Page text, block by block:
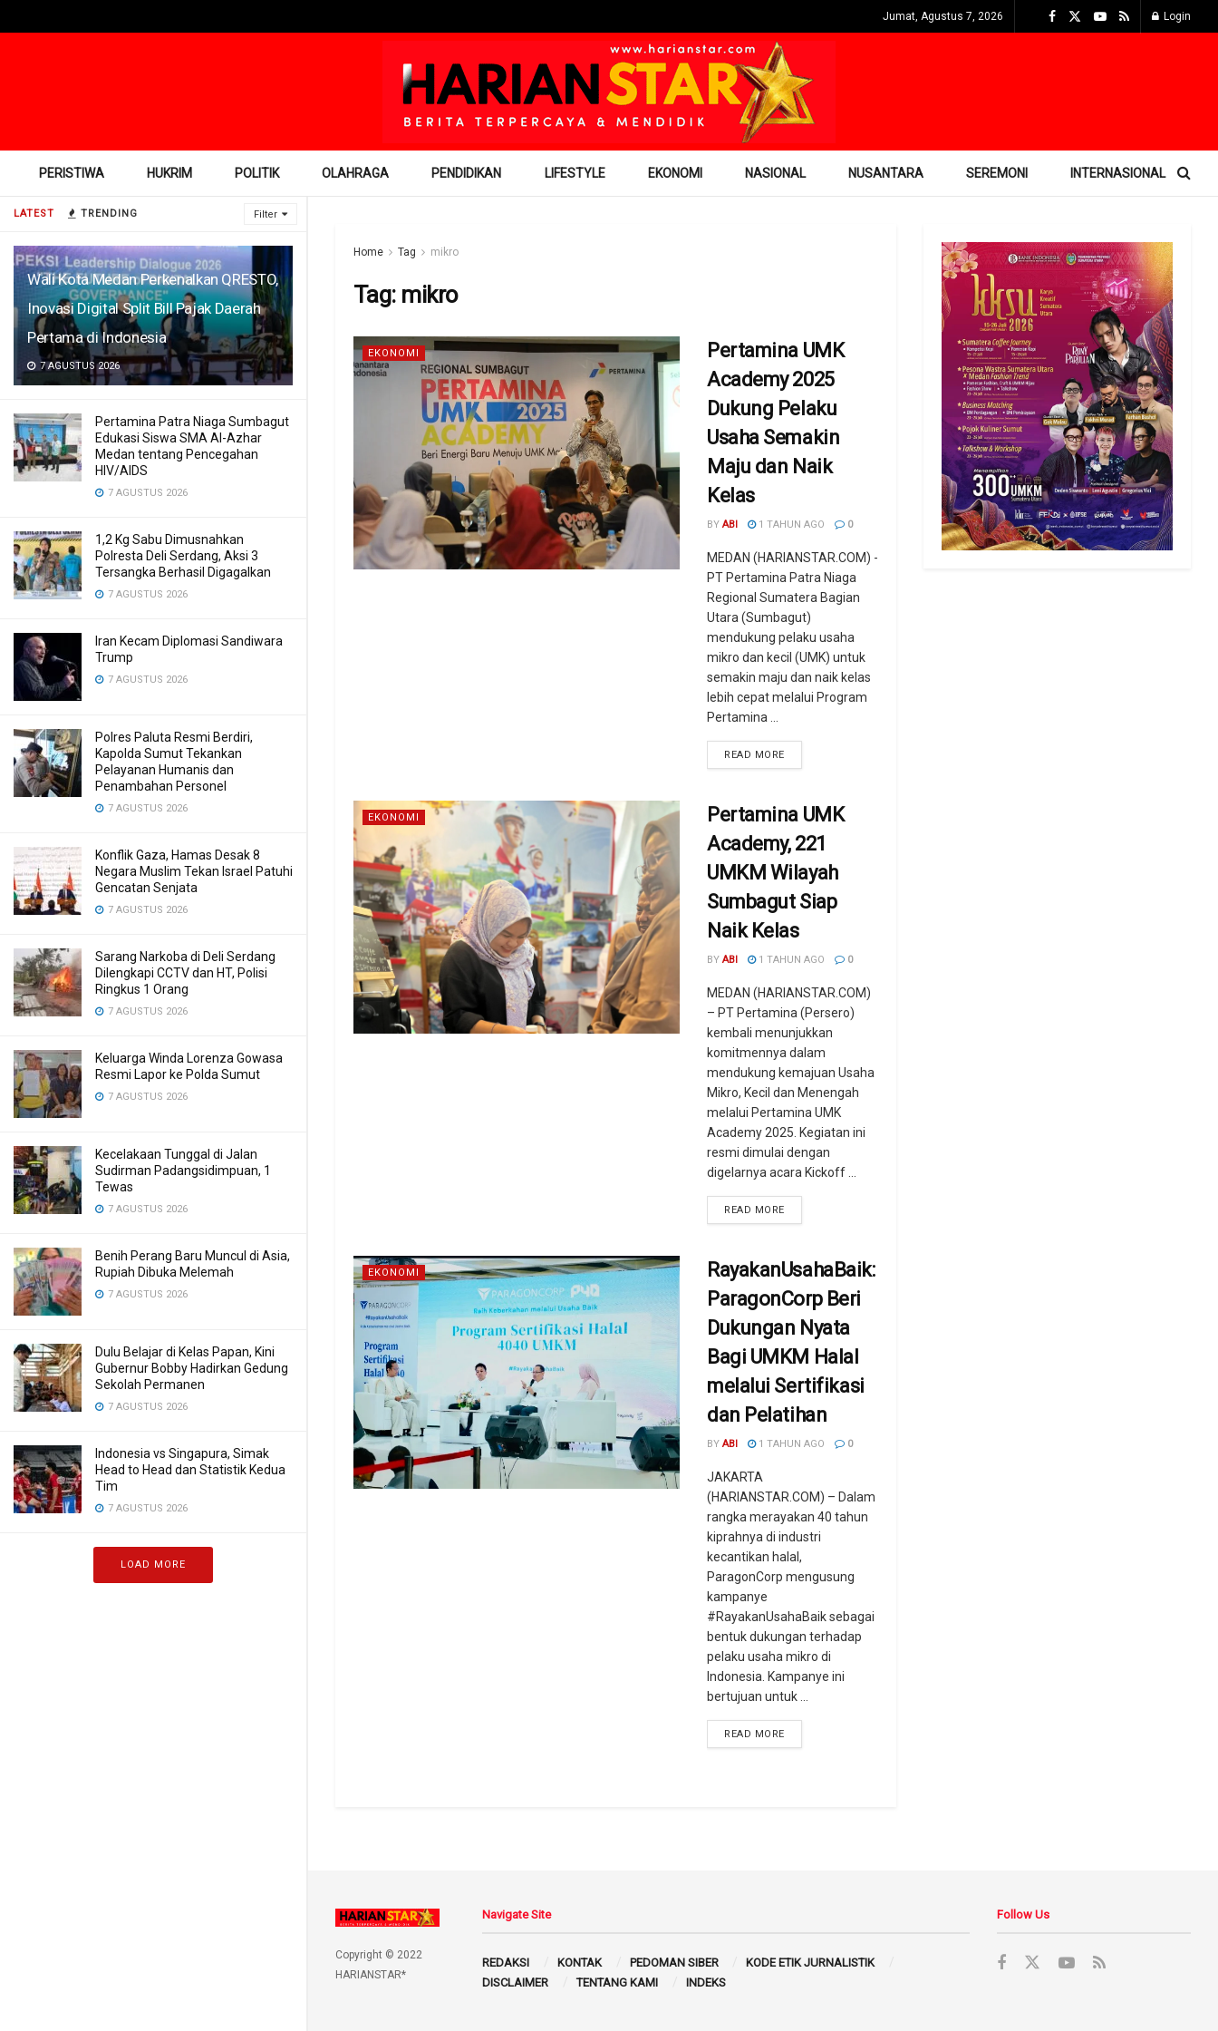
LATEST TRENDING Filter
Wali Kota Medan Perkenalkan QRESTO,
Inovasi Digital Split Bill Pajak Daerah
Pertama di Indonesia
7 AGUSTUS 2026
Pertamina Patra Niaga Sumbagut
Edukasi Siswa SMA Al-Azhar
Medan tentang Pencegahan
HIV/AIDS
7 AGUSTUS 2026
1,2 Kg Sabu Dimusnahkan
Polresta Deli Serdang, Aksi 3
Tersangka Berhasil Digagalkan
7 AGUSTUS 2026
Iran Kecam Diplomasi Sandiwara
Trump
7 AGUSTUS 2026
Polres Paluta Resmi Berdiri,
Kapolda Sumut Tekankan
Pelayanan Humanis dan
Penambahan Personel
7 AGUSTUS 2026
Konflik Gaza, Hamas Desak 8
Negara Muslim Tekan Israel Patuhi
Gencatan Senjata
7 AGUSTUS 2026
Sarang Narkoba di Deli Serdang
Dilengkapi CCTV dan HT, Polisi
Ringkus 1 Orang
7 AGUSTUS 2026
Keluarga Winda Lorenza Gowasa
Resmi Lapor ke Polda Sumut
7 AGUSTUS 2026
Kecelakaan Tunggal di Jalan
Sudirman Padangsidimpuan, 1
Tewas
7 AGUSTUS 2026
Benih Perang Baru Muncul di Asia,
Rupiah Dibuka Melemah
7 AGUSTUS 2026
Dulu Belajar di Kelas Papan, Kini
Gubernur Bobby Hadirkan Gedung
Sekolah Permanen
7 AGUSTUS 2026
Indonesia vs Singapura, Simak
Head to Head dan Statistik Kedua
Tim
7 AGUSTUS 2026
LOAD MORE
Jumat, Agustus 7, 2026 Login
PERISTIWA HUKRIM POLITIK OLAHRAGA PENDIDIKAN LIFESTYLE EKONOMI NASIONAL NUSANTARA SEREMONI INTERNASIONAL
Home Tag mikro
Tag: mikro
EKONOMI
Pertamina UMK
Academy 2025
Dukung Pelaku
Usaha Semakin
Maju dan Naik
Kelas
BY ABI 1 TAHUN AGO 0
MEDAN (HARIANSTAR.COM) -
PT Pertamina Patra Niaga
Regional Sumatera Bagian
Utara (Sumbagut)
mendukung pelaku usaha
mikro dan kecil (UMK) untuk
semakin maju dan naik kelas
lebih cepat melalui Program
Pertamina ...
READ MORE
EKONOMI
Pertamina UMK
Academy, 221
UMKM Wilayah
Sumbagut Siap
Naik Kelas
BY ABI 1 TAHUN AGO 0
MEDAN (HARIANSTAR.COM)
– PT Pertamina (Persero)
kembali menunjukkan
komitmennya dalam
mendukung kemajuan Usaha
Mikro, Kecil dan Menengah
melalui Pertamina UMK
Academy 2025. Kegiatan ini
resmi dimulai dengan
digelarnya acara Kickoff ...
READ MORE
EKONOMI
RayakanUsahaBaik:
ParagonCorp Beri
Dukungan Nyata
Bagi UMKM Halal
melalui Sertifikasi
dan Pelatihan
BY ABI 1 TAHUN AGO 0
JAKARTA
(HARIANSTAR.COM) – Dalam
rangka merayakan 40 tahun
kiprahnya di industri
kecantikan halal,
ParagonCorp mengusung
kampanye
#RayakanUsahaBaik sebagai
bentuk dukungan terhadap
pelaku usaha mikro di
Indonesia. Kampanye ini
bertujuan untuk ...
READ MORE
Copyright © 2022
HARIANSTAR*
Navigate Site
REDAKSI KONTAK PEDOMAN SIBER
KODE ETIK JURNALISTIK
DISCLAIMER
TENTANG KAMI INDEKS
Follow Us